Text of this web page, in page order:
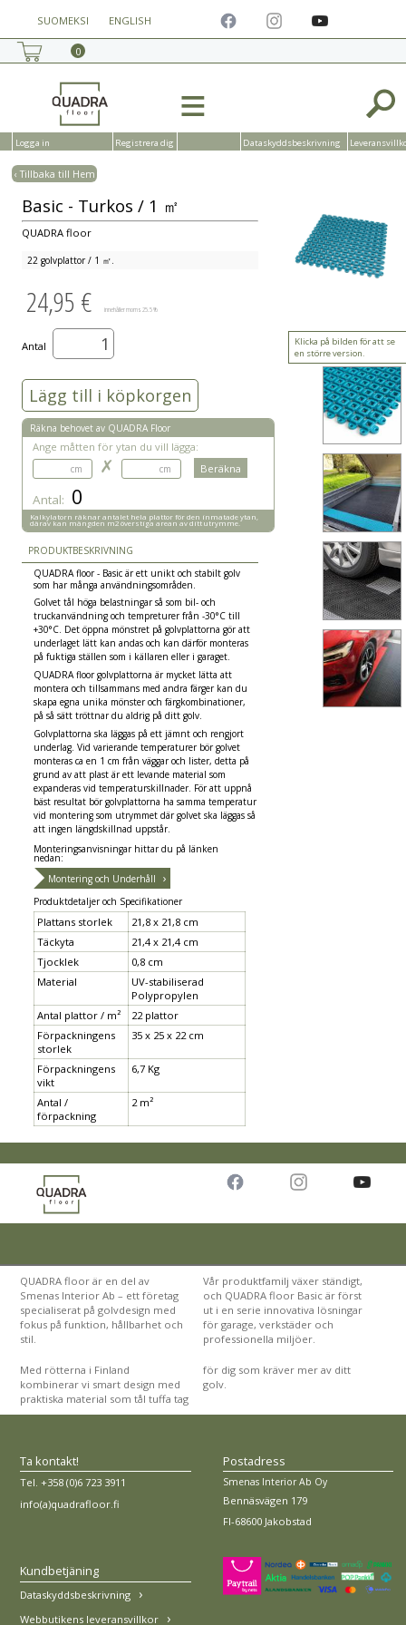
SUOMEKSI ENGLISH
0
≡
Logga in Registrera dig Dataskyddsbeskrivning
‹ Tillbaka till Hem
Klicka på bilden för att se
en större version.
Basic - Turkos / 1 ㎡
QUADRA floor
22 golvplattor / 1 ㎡.
24,95 € innehåller moms 25.5 %
Antal
Räkna behovet av QUADRA Floor
Ange måtten för ytan du vill lägga:
✗
Antal: 0
Kalkylatorn räknar antalet hela plattor för den inmatade ytan,
därav kan mängden m2 överstiga arean av ditt utrymme.
PRODUKTBESKRIVNING
‍QUADRA floor - Basic är ett unikt och stabilt golv
som har många användningsområden.
Golvet tål höga belastningar så som bil- och
truckanvändning och tempreturer från -30°C till
+30°C. Det öppna mönstret på golvplattorna gör att
underlaget lätt kan andas och kan därför monteras
på fuktiga ställen som i källaren eller i garaget.
QUADRA floor golvplattorna är mycket lätta att
montera och tillsammans med andra färger kan du
skapa egna unika mönster och färgkombinationer,
på så sätt tröttnar du aldrig på ditt golv.
Golvplattorna ska läggas på ett jämnt och rengjort
underlag. Vid varierande temperaturer bör golvet
monteras ca en 1 cm från väggar och lister, detta på
grund av att plast är ett levande material som
expanderas vid temperaturskillnader. För att uppnå
bäst resultat bör golvplattorna ha samma temperatur
vid montering som utrymmet där golvet ska läggas så
att ingen längdskillnad uppstår.
Monteringsanvisningar hittar du på länken
nedan:
Montering och Underhåll
Produktdetaljer och Specifikationer
Plattans storlek
21,8 x 21,8 cm
Täckyta
21,4 x 21,4 cm
Tjocklek
0,8 cm
Material
UV-stabiliserad
Polypropylen
Antal plattor / m²
22 plattor
Förpackningens
storlek
35 x 25 x 22 cm
Förpackningens
vikt
6,7 Kg
Antal /
förpackning
2 m²
QUADRA floor är en del av
Smenas Interior Ab – ett företag
specialiserat på golvdesign med
fokus på funktion, hållbarhet och
stil.
Vår produktfamilj växer ständigt,
och QUADRA floor Basic är först
ut i en serie innovativa lösningar
för garage, verkstäder och
professionella miljöer.
Med rötterna i Finland
kombinerar vi smart design med
praktiska material som tål tuffa tag
för dig som kräver mer av ditt
golv.
Ta kontakt!
Tel. +358 (0)6 723 3911
info(a)quadrafloor.fi
Postadress
Smenas Interior Ab Oy
Bennäsvägen 179
FI-68600 Jakobstad
Kundbetjäning
Dataskyddsbeskrivning
Webbutikens leveransvillkor